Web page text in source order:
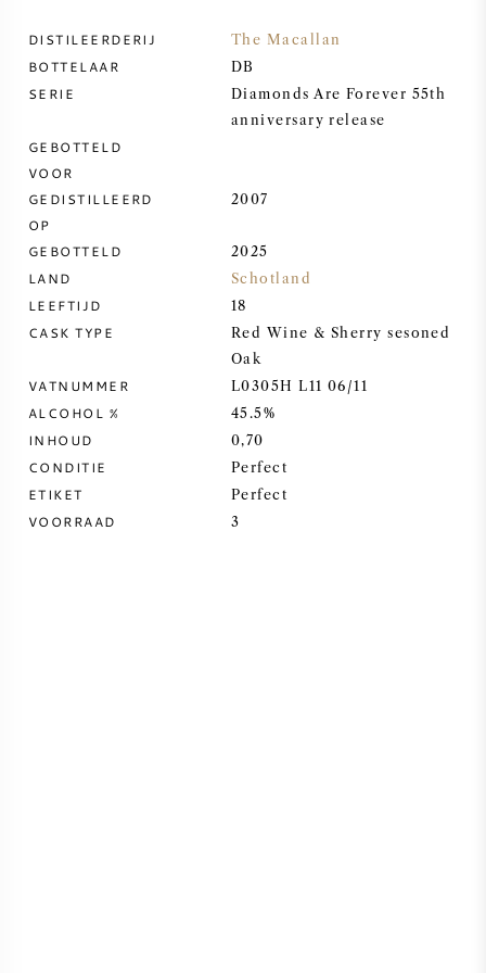
ZOETE WIJN
PORT
MERLOT
SAUVIGNON BLANC
SYRAH / SHIRAZ
DISTILEERDERIJ The Macallan
BOTTELAAR DB
SERIE
Diamonds Are Forever 55th
anniversary release
GEBOTTELD
VOOR
GEDISTILLEERD
OP
2007
GEBOTTELD 2025
LAND Schotland
LEEFTIJD 18
CASK TYPE
Red Wine & Sherry sesoned
Oak
VATNUMMER L0305H L11 06/11
ALCOHOL % 45.5%
INHOUD 0,70
CONDITIE Perfect
ETIKET Perfect
VOORRAAD 3